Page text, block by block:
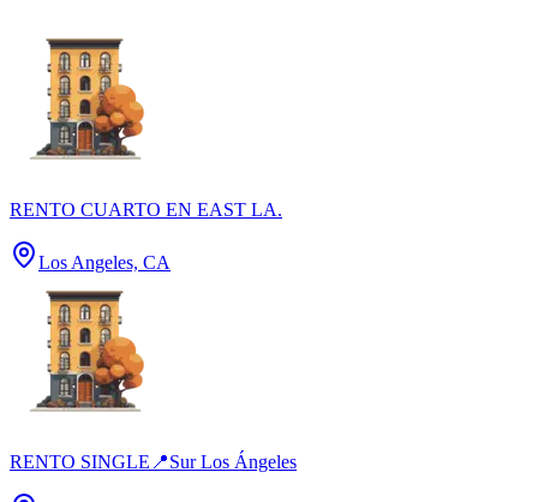
RENTO CUARTO EN EAST LA.
Los Angeles, CA
RENTO SINGLE📍Sur Los Ángeles